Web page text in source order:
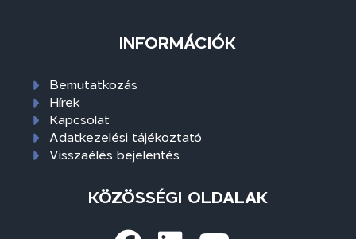
INFORMÁCIÓK
Bemutatkozás
Hírek
Kapcsolat
Adatkezelési tájékoztató
Visszaélés bejelentés
KÖZÖSSÉGI OLDALAK